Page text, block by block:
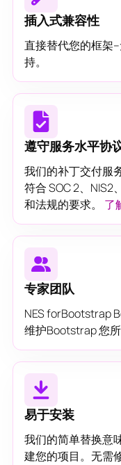
插入式兼容性
直接替代您的框架
持。
遵守服务水平协
我们的补丁交付服
符合 SOC 2、NIS2
和法规的要求。 了
专家团队
NES forBootstrap
维护Bootstrap 您
易于安装
我们的简单替换意
建您的项目。无需